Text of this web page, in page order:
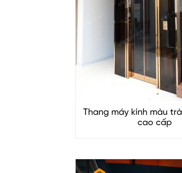
Thang máy kính màu
cao cấp